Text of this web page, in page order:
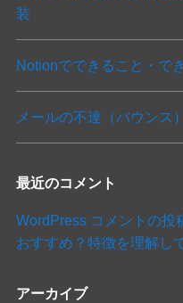
装
Notionでできること・で
メールの不達（バウンス
最近のコメント
WordPress コメントの投
おすすめ？特徴を理解し
アーカイブ